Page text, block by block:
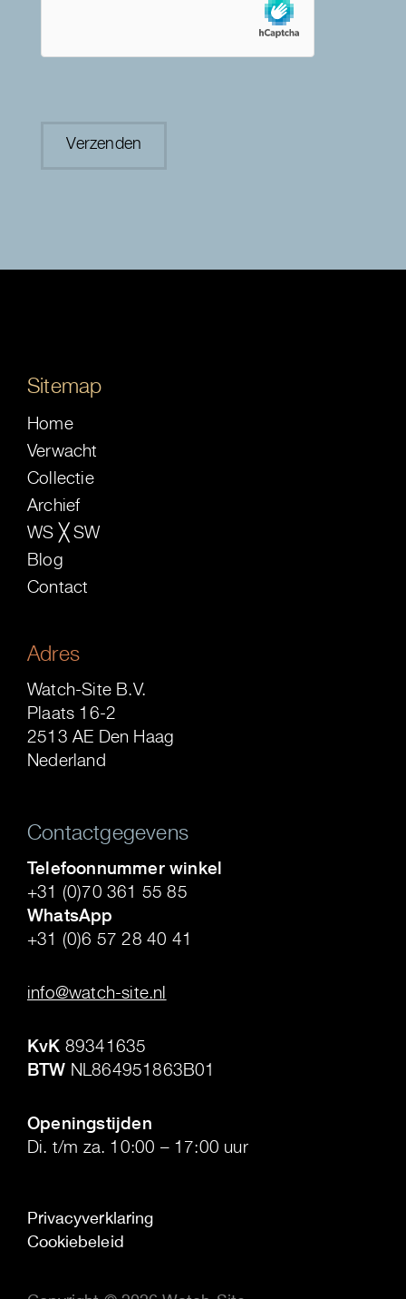
Sitemap
Home
Verwacht
Collectie
Archief
WS ╳ SW
Blog
Contact
Adres
Watch-Site B.V.
Plaats 16-2
2513 AE Den Haag
Nederland
Contactgegevens
Telefoonnummer winkel
+31 (0)70 361 55 85
WhatsApp
+31 (0)6 57 28 40 41
info@watch-site.nl
KvK 89341635
BTW NL864951863B01
Openingstijden
Di. t/m za. 10:00 – 17:00 uur
Privacyverklaring
Cookiebeleid